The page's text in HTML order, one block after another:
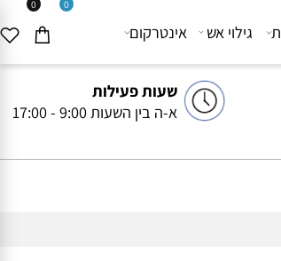
שעות פעילות
א-ה בין השעות 9:00 - 17:00
0 0
גילוי אש אינטרקום